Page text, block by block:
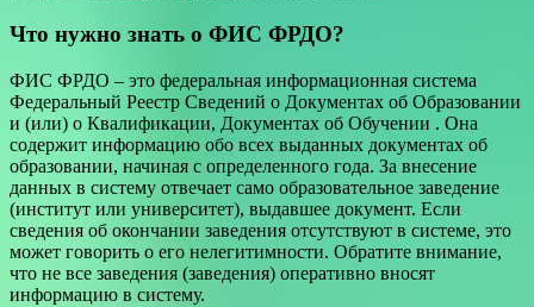
Что нужно знать о ФИС ФРДО?
ФИС ФРДО – это федеральная информационная система
Федеральный Реестр Сведений о Документах об Образовании
и (или) о Квалификации, Документах об Обучении . Она
содержит информацию обо всех выданных документах об
образовании, начиная с определенного года. За внесение
данных в систему отвечает само образовательное заведение
(институт или университет), выдавшее документ. Если
сведения об окончании заведения отсутствуют в системе, это
может говорить о его нелегитимности. Обратите внимание,
что не все заведения (заведения) оперативно вносят
информацию в систему.